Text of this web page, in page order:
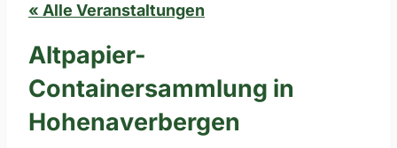
« Alle Veranstaltungen
Altpapier-
Containersammlung in
Hohenaverbergen